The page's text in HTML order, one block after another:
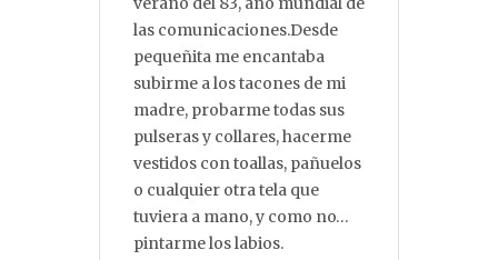
las comunicaciones.Desde
pequeñita me encantaba
subirme a los tacones de mi
madre, probarme todas sus
pulseras y collares, hacerme
vestidos con toallas, pañuelos
o cualquier otra tela que
tuviera a mano, y como no…
pintarme los labios.